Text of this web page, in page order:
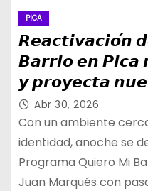
PICA
𝙍𝙚𝙖𝙘𝙩𝙞𝙫𝙖𝙘𝙞𝙤́𝙣
𝘽𝙖𝙧𝙧𝙞𝙤 𝙚𝙣
𝙮 𝙥𝙧𝙤𝙮𝙚𝙘𝙩𝙖
𝙥𝙚𝙖𝙩𝙤𝙣𝙖𝙡 𝙥𝙖𝙧𝙖
Abr 30, 2026
Con un ambiente
identidad, anoche se
Programa Quiero Mi
Juan Marqués con